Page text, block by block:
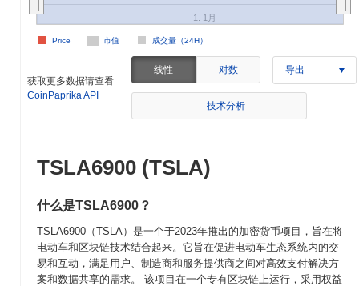
市值 成交量（24H）
Price
1. 1月
获取更多数据请查看
CoinPaprika API
线性 对数 导出
技术分析
TSLA6900 (TSLA)
什么是TSLA6900？
TSLA6900（TSLA）是一个于2023年推出的加密货币项目，旨在将
电动车和区块链技术结合起来。它旨在促进电动车生态系统内的交
易和互动，满足用户、制造商和服务提供商之间对高效支付解决方
案和数据共享的需求。 该项目在一个专有区块链上运行，采用权益